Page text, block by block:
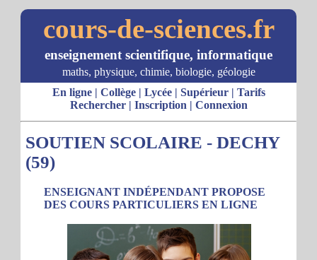
cours-de-sciences.fr
enseignement scientifique, informatique
maths, physique, chimie, biologie, géologie
En ligne| Collège| Lycée| Supérieur| Tarifs
Rechercher| Inscription | Connexion
SOUTIEN SCOLAIRE - DECHY
(59)
ENSEIGNANT INDÉPENDANT PROPOSE
DES COURS PARTICULIERS EN LIGNE